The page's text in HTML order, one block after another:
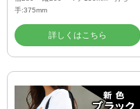
幅280 × 縦200 × マチ150mm 持ち
手:375mm
詳しくはこちら